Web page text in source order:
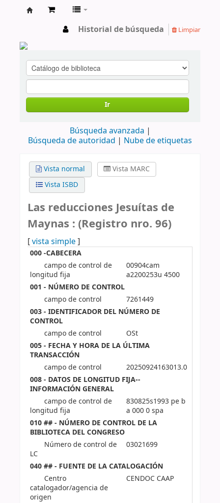
Historial de búsqueda Limpiar
Ir
Búsqueda avanzada
Búsqueda de autoridad
Nube de etiquetas
Vista normal
Vista MARC
Vista ISBD
Las reducciones Jesuítas de
Maynas : (Registro nro. 96)
[vista simple]
000 -CABECERA
campo de control de
longitud fija
00904cam
a2200253u 4500
001 - NÚMERO DE CONTROL
campo de control
7261449
003 - IDENTIFICADOR DEL NÚMERO DE
CONTROL
campo de control
OSt
005 - FECHA Y HORA DE LA ÚLTIMA
TRANSACCIÓN
campo de control
20250924163013.0
008 - DATOS DE LONGITUD FIJA--
INFORMACIÓN GENERAL
campo de control de
longitud fija
830825s1993 pe b
a 000 0 spa
010 ## - NÚMERO DE CONTROL DE LA
BIBLIOTECA DEL CONGRESO
Número de control de
LC
03021699
040 ## - FUENTE DE LA CATALOGACIÓN
Centro
catalogador/agencia de
origen
CENDOC CAAP